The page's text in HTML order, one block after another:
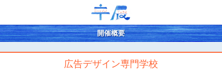
開催概要
広告デザイン専門学校